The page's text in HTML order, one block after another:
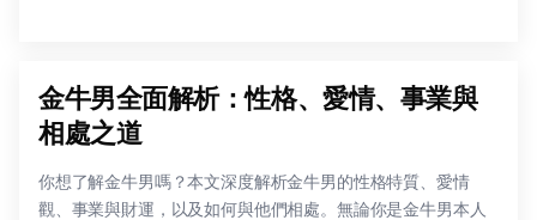
金牛男全面解析：性格、愛情、事業與
相處之道
你想了解金牛男嗎？本文深度解析金牛男的性格特質、愛情
觀、事業與財運，以及如何與他們相處。無論你是金牛男本人